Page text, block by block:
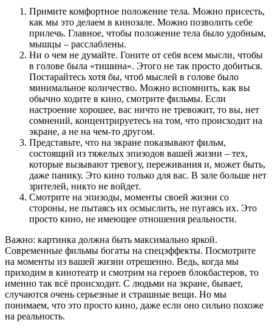
Примите комфортное положение тела. Можно присесть,
как мы это делаем в кинозале. Можно позволить себе
прилечь. Главное, чтобы положение тела было удобным,
мышцы – расслаблены.
Ни о чем не думайте. Гоните от себя всем мысли, чтобы
в голове была «тишина». Этого не так просто добиться.
Постарайтесь хотя бы, чтоб мыслей в голове было
минимальное количество. Можно вспомнить, как вы
обычно ходите в кино, смотрите фильмы. Если
настроение хорошее, вас ничто не тревожит, то вы, нет
сомнений, концентрируетесь на том, что происходит на
экране, а не на чем-то другом.
Представьте, что на экране показывают фильм,
состоящий из тяжелых эпизодов вашей жизни – тех,
которые вызывают тревогу, переживания и, может быть,
даже панику. Это кино только для вас. В зале больше нет
зрителей, никто не войдет.
Смотрите на эпизоды, моменты своей жизни со
стороны, не пытаясь их осмыслить, не пугаясь их. Это
просто кино, не имеющее отношения реальности.
Важно: картинка должна быть максимально яркой.
Современные фильмы богаты на спецэффекты. Посмотрите
на моменты из вашей жизни отрешенно. Ведь, когда мы
приходим в кинотеатр и смотрим на героев блокбастеров, то
именно так всё происходит. С людьми на экране, бывает,
случаются очень серьезные и страшные вещи. Но мы
понимаем, что это просто кино, даже если оно сильно похоже
на реальность.